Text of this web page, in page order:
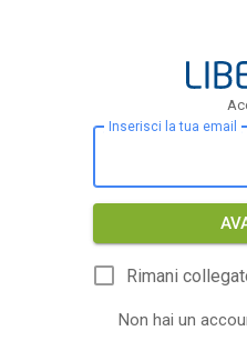
Inserisci la tua email
Rimani
Non hai un